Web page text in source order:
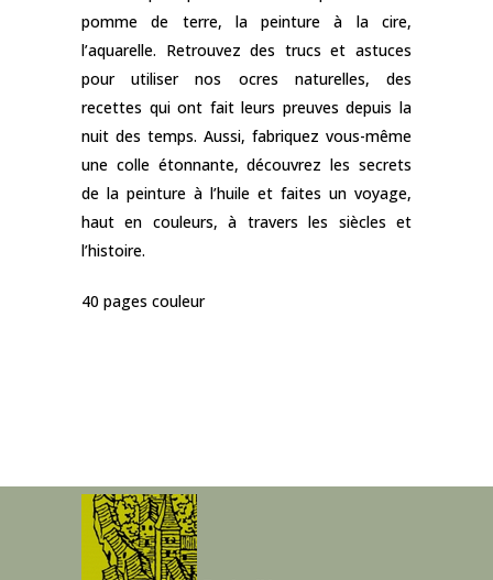
pomme de terre, la peinture à la cire,
l’aquarelle. Retrouvez des trucs et astuces
pour utiliser nos ocres naturelles, des
recettes qui ont fait leurs preuves depuis la
nuit des temps. Aussi, fabriquez vous-même
une colle étonnante, découvrez les secrets
de la peinture à l’huile et faites un voyage,
haut en couleurs, à travers les siècles et
l’histoire.
40 pages couleur